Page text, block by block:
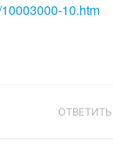
10.htm
ОТВЕТИТЬ